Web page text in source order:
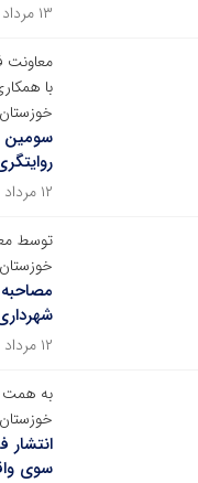
۱۳ مرداد ۱۴۰۴
معاونت
با
۱۲ مرداد ۱۴۰۴
توسط
۱۲ مرداد ۱۴۰۴
به همت
سوی